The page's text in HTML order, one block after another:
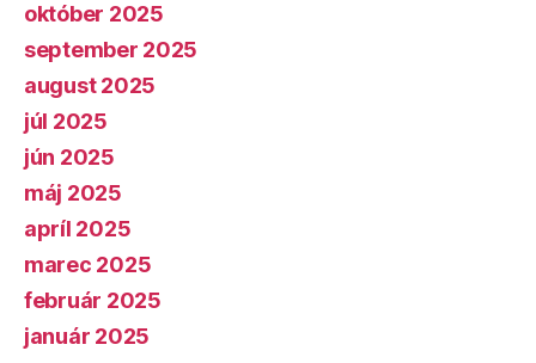
október 2025
september 2025
august 2025
júl 2025
jún 2025
máj 2025
apríl 2025
marec 2025
február 2025
január 2025